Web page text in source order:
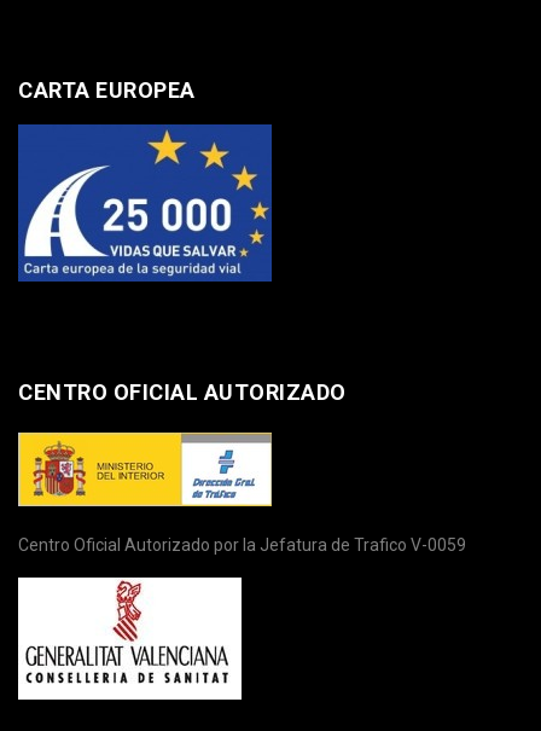
CARTA EUROPEA
CENTRO OFICIAL AUTORIZADO
Centro Oficial Autorizado por la Jefatura de Trafico V-0059